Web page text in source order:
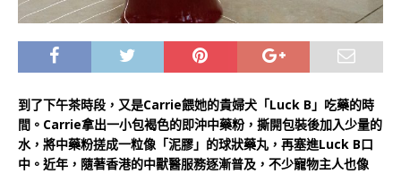
到了下午茶時段，又是Carrie餵她的貴婦犬「Luck B」吃藥的時
間。Carrie拿出一小包褐色的即沖中藥粉，撕開包裝後加入少量的
水，將中藥粉搓成一粒像「泥膠」的球狀藥丸，再塞進Luck B口
中。近年，隨著香港的中獸醫服務逐漸普及，不少寵物主人也像